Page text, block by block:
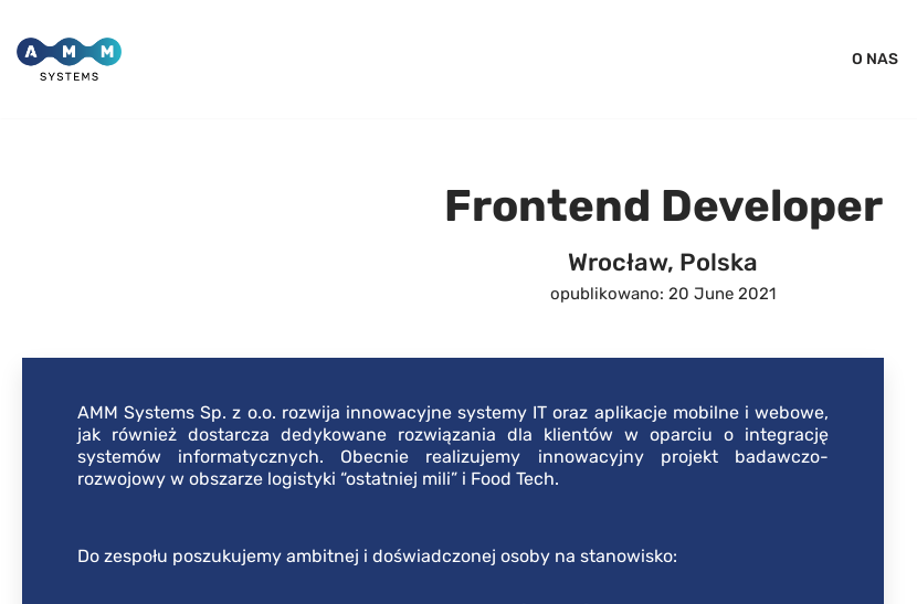
Skip
O NAS
Frontend Developer
Wrocław, Polska
opublikowano: 20 June 2021
AMM Systems Sp. z o.o. rozwija innowacyjne systemy IT oraz aplikacje mobilne i webowe,
jak również dostarcza dedykowane rozwiązania dla klientów w oparciu o integrację
systemów informatycznych. Obecnie realizujemy innowacyjny projekt badawczo-
rozwojowy w obszarze logistyki “ostatniej mili” i Food Tech.
Do zespołu poszukujemy ambitnej i doświadczonej osoby na stanowisko: